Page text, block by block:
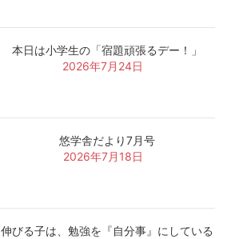
本日は小学生の「宿題頑張るデー！」
2026年7月24日
悠学舎だより7月号
2026年7月18日
伸びる子は、勉強を『自分事』にしている